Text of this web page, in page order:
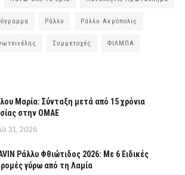
Ράλλυ Ράλλυ Ακρόπολις
Συμμετοχές ΦΙΛΜΠΑ
Μαρία: Σύνταξη μετά από 15 χρόνια
στην ΟΜΑΕ
31, 2026
Ράλλυ Φθιώτιδος 2026: Με 6 Ειδικές
γύρω από τη Λαμία